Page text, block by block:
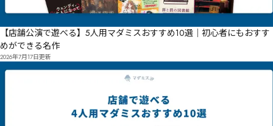
【店舗公演で遊べる】5人用マダミスおすすめ10選｜初心者にもおすす
めができる名作
2026年7月17日更新